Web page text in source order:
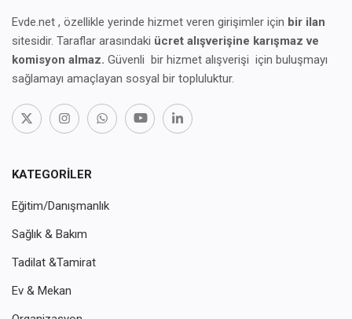
Evde.net , özellikle yerinde hizmet veren girişimler için bir ilan
sitesidir. Taraflar arasındaki ücret alışverişine karışmaz ve
komisyon almaz. Güvenli bir hizmet alışverişi için buluşmayı
sağlamayı amaçlayan sosyal bir topluluktur.
KATEGORILER
Eğitim/Danışmanlık
Sağlık & Bakım
Tadilat &Tamirat
Ev & Mekan